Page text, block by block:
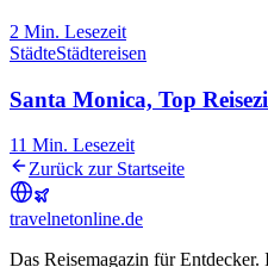
2 Min. Lesezeit
StädteStädtereisen
Santa Monica, Top
11 Min. Lesezeit
Zurück zur Startseite
travelnetonline.de
Das Reisemagazin für Entdecker.